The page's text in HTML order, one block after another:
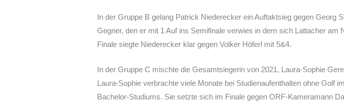
In der Gruppe B gelang Patrick Niederecker ein Auftaktsieg gegen
Gegner, den er mit 1 Auf ins Semifinale verwies in dem sich Lattacher am
Finale siegte Niederecker klar gegen Volker Höferl mit 5&4.
In der Gruppe C mischte die Gesamtsiegerin von 2021, Laura-Sophie
Laura-Sophie verbrachte viele Monate bei Studienaufenthalten ohne Golf
Bachelor-Studiums. Sie setzte sich im Finale gegen ORF-Kameramann